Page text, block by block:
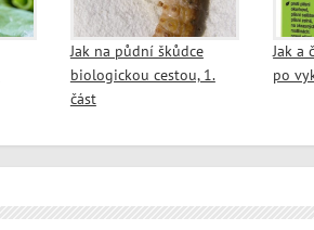
Jak na půdní škůdce
biologickou cestou, 1.
část
Jak a
po